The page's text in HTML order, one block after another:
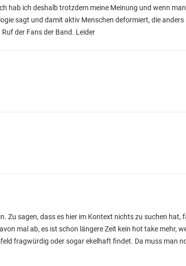
hab ich deshalb trotzdem meine Meinung und wenn
sagt und damit aktiv Menschen deformiert, die anders
der Fans der Band. Leider
Zu sagen, dass es hier im Kontext nichts zu suchen hat,
mal ab, es ist schon längere Zeit kein hot take mehr,
fragwürdig oder sogar ekelhaft findet. Da muss man